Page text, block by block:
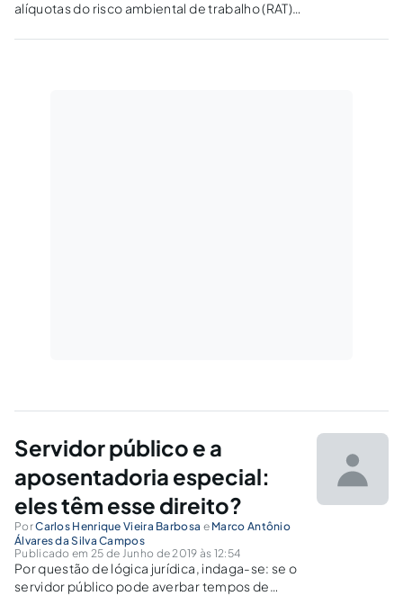
alíquotas do risco ambiental de trabalho (RAT)
Servidor público e a
aposentadoria especial:
eles têm esse direito?
PorCarlos Henrique Vieira Barbosa e Marco Antônio
Álvares da Silva Campos
Publicado em 25 de Junho de 2019 às 12:54
Por questão de lógica jurídica, indaga-se: se o
servidor público pode averbar tempos de